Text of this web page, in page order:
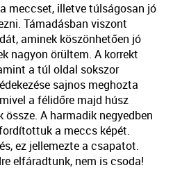
meccset, illetve túlságosan jó
Támadásban viszont
aminek köszönhetően jó
nagyon örültem. A korrekt
a túl oldal sokszor
sajnos meghozta
a félidőre majd húsz
A harmadik negyedben
a meccs képét.
ez jellemezte a csapatot.
elfáradtunk, nem is csoda!